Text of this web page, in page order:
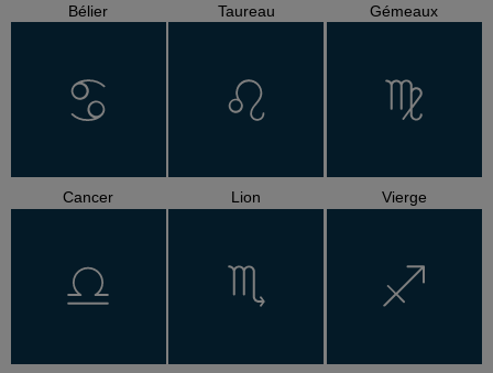
Bélier Taureau Gémeaux
Cancer Lion Vierge